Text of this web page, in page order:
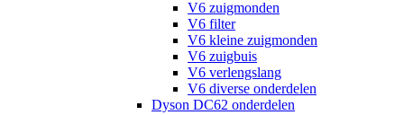
V6 zuigmonden
V6 filter
V6 kleine zuigmonden
V6 zuigbuis
V6 verlengslang
V6 diverse onderdelen
Dyson DC62 onderdelen